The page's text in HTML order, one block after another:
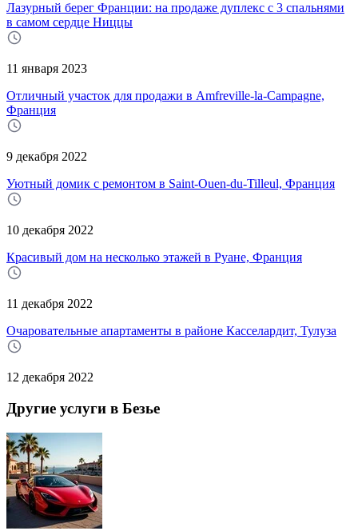
Лазурный берег Франции: на продаже дуплекс с 3 спальнями
в самом сердце Ниццы
11 января 2023
Отличный участок для продажи в Amfreville-la-Campagne,
Франция
9 декабря 2022
Уютный домик с ремонтом в Saint-Ouen-du-Tilleul, Франция
10 декабря 2022
Красивый дом на несколько этажей в Руане, Франция
11 декабря 2022
Очаровательные апартаменты в районе Касселардит, Тулуза
12 декабря 2022
Другие услуги в Безье